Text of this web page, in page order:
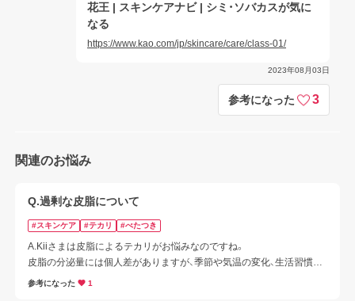
花王 | スキンケアナビ | シミ・ソバカスが気に
なる
https://www.kao.com/jp/skincare/care/class-01/
2023年08月03日
参考になった 3
関連のお悩み
Q.過剰な皮脂について
#スキンケア #テカリ #べたつき
A.Kiiさまは皮脂によるテカリがお悩みなのですね。
皮脂の分泌量には個人差がありますが、季節や気温の変化、生活習慣
（ストレスや睡眠不足）、肌の乾燥（インナードライ）、食生活の偏り、紫
参考になった 1